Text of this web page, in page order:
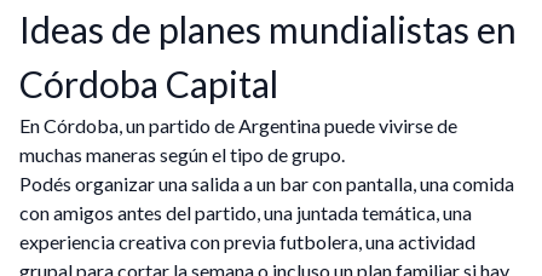
Ideas de planes mundialistas en
Córdoba Capital
En Córdoba, un partido de Argentina puede vivirse de
muchas maneras según el tipo de grupo.
Podés organizar una salida a un bar con pantalla, una comida
con amigos antes del partido, una juntada temática, una
experiencia creativa con previa futbolera, una actividad
grupal para cortar la semana o incluso un plan familiar si hay